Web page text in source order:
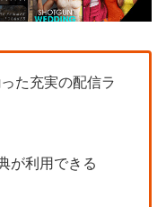
た充実の配信ラ
が利用できる